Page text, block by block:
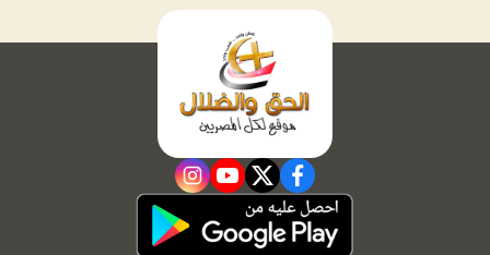
facebook
twitter
youtube
instagram